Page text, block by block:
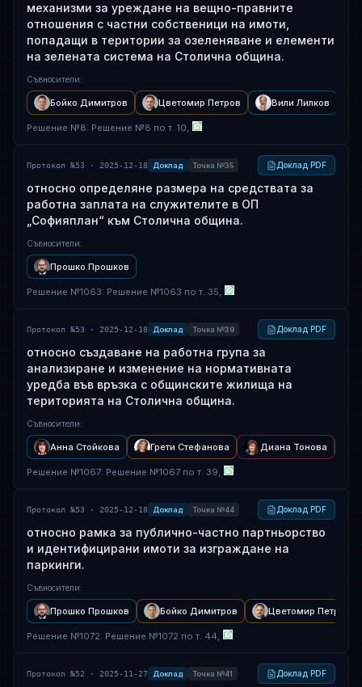
механизми за уреждане на вещно-правните
отношения с частни собственици на имоти,
попадащи в територии за озеленяване и елементи
на зелената система на Столична община.
Съвносители:
Бойко Димитров Цветомир Петров Вили Лилков
Решение №8: Решение №8 по т. 10,
Протокол №53 · 2025-12-18 Доклад Точка №35 Доклад PDF
относно определяне размера на средствата за
работна заплата на служителите в ОП
„Софияплан“ към Столична община.
Съвносители:
Прошко Прошков
Решение №1063: Решение №1063 по т. 35,
Протокол №53 · 2025-12-18 Доклад Точка №39 Доклад PDF
относно създаване на работна група за
анализиране и изменение на нормативната
уредба във връзка с общинските жилища на
територията на Столична община.
Съвносители:
Анна Стойкова Грети Стефанова Диана Тонова
Решение №1067: Решение №1067 по т. 39,
Протокол №53 · 2025-12-18 Доклад Точка №44 Доклад PDF
относно рамка за публично-частно партньорство
и идентифицирани имоти за изграждане на
паркинги.
Съвносители:
Прошко Прошков Бойко Димитров Цветомир Петров
Решение №1072: Решение №1072 по т. 44,
Протокол №52 · 2025-11-27 Доклад Точка №41 Доклад PDF